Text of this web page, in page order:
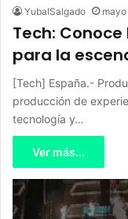
YubalSalgado
Tech:
para la
[Tech] España.-
producción de
tecnología y…
Ver más...